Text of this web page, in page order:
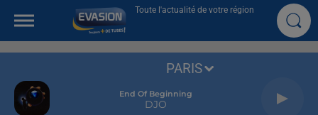
Toute l'actualité de votre région
End Of Beginning
DJO
PARIS